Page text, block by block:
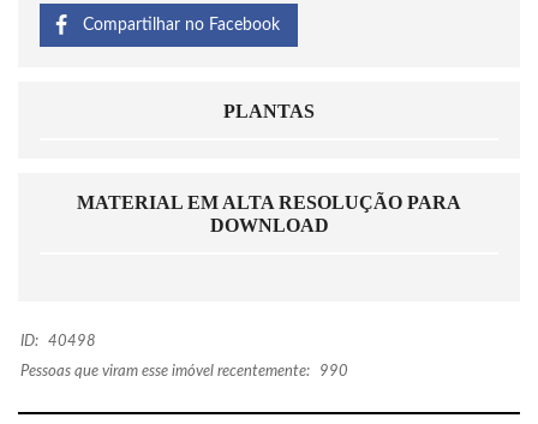
Compartilhar no Facebook
PLANTAS
MATERIAL EM ALTA RESOLUÇÃO PARA
DOWNLOAD
ID:
40498
Pessoas que viram esse imóvel recentemente:
990